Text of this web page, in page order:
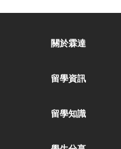
關於霖達
留學資訊
留學知識